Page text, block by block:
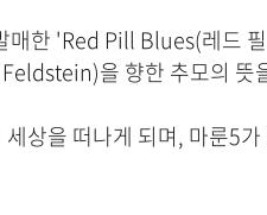
한 'Red Pill Blues(레드
을 향한 추모의 뜻
상을 떠나게 되며, 마룬5